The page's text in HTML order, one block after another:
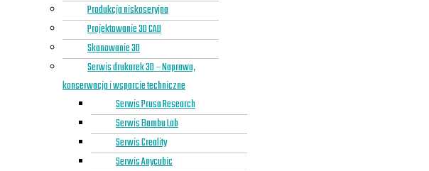
Produkcja niskoseryjna
Projektowanie 3D CAD
Skanowanie 3D
Serwis drukarek 3D – Naprawa,
konserwacja i wsparcie techniczne
Serwis Prusa Research
Serwis Bambu Lab
Serwis Creality
Serwis Anycubic